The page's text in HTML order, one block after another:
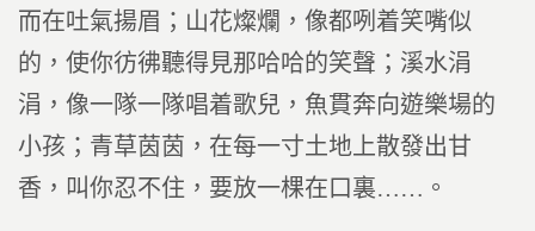
而在吐氣揚眉；山花燦爛，像都咧着笑嘴似
的，使你彷彿聽得見那哈哈的笑聲；溪水涓
涓，像一隊一隊唱着歌兒，魚貫奔向遊樂場的
小孩；青草茵茵，在每一寸土地上散發出甘
香，叫你忍不住，要放一棵在口裏……。